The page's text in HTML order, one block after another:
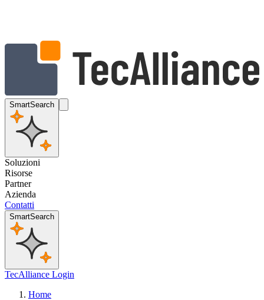
SmartSearch
Soluzioni
Risorse
Partner
Azienda
Contatti
SmartSearch
TecAlliance Login
Home